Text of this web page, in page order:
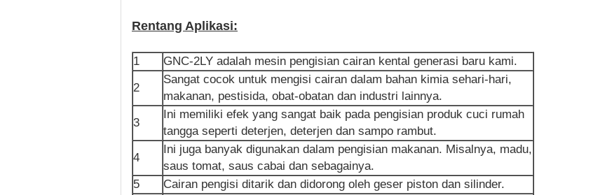
Rentang Aplikasi:
1
GNC-2LY adalah mesin pengisian cairan kental generasi baru kami.
2
Sangat cocok untuk mengisi cairan dalam bahan kimia sehari-hari,
makanan, pestisida, obat-obatan dan industri lainnya.
3
Ini memiliki efek yang sangat baik pada pengisian produk cuci rumah
tangga seperti deterjen, deterjen dan sampo rambut.
4
Ini juga banyak digunakan dalam pengisian makanan. Misalnya, madu,
saus tomat, saus cabai dan sebagainya.
5
Cairan pengisi ditarik dan didorong oleh geser piston dan silinder.